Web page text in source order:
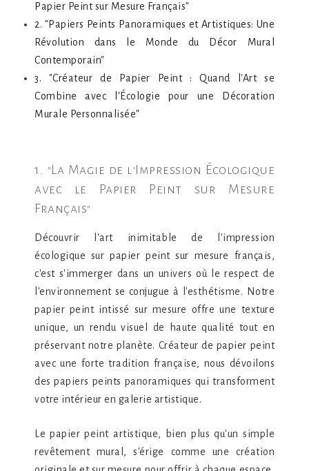
Papier Peint sur Mesure Français"
2. "Papiers Peints Panoramiques et Artistiques: Une
Révolution dans le Monde du Décor Mural
Contemporain"
3. "Créateur de Papier Peint : Quand l'Art se
Combine avec l'Écologie pour une Décoration
Murale Personnalisée"
1. "La Magie de l'Impression Écologique
avec le Papier Peint sur Mesure
Français"
Découvrir l'art inimitable de l'impression
écologique sur papier peint sur mesure français,
c'est s'immerger dans un univers où le respect de
l'environnement se conjugue à l'esthétisme. Notre
papier peint intissé sur mesure offre une texture
unique, un rendu visuel de haute qualité tout en
préservant notre planète. Créateur de papier peint
avec une forte tradition française, nous dévoilons
des papiers peints panoramiques qui transforment
votre intérieur en galerie artistique.
Le papier peint artistique, bien plus qu'un simple
revêtement mural, s'érige comme une création